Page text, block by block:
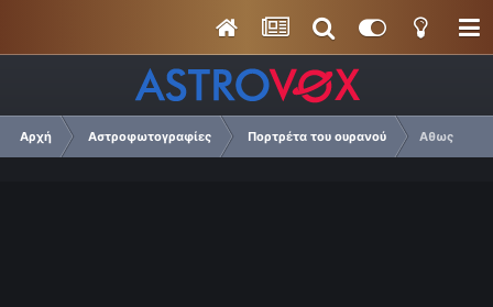
Αρχή Αστροφωτογραφίες Πορτρέτα του ουρανού Αθως